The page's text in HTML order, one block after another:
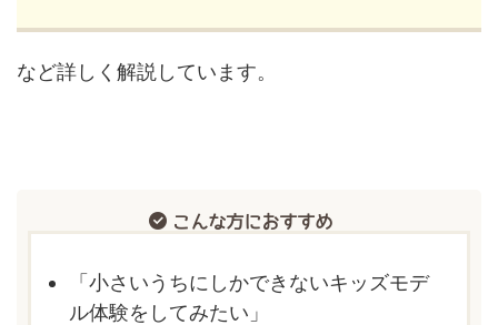
など詳しく解説しています。
こんな方におすすめ
「小さいうちにしかできないキッズモデ
ル体験をしてみたい」